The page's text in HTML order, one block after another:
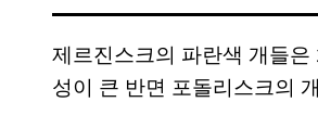
제르진스크의 파란색 개들
성이 큰 반면 포돌리스크의